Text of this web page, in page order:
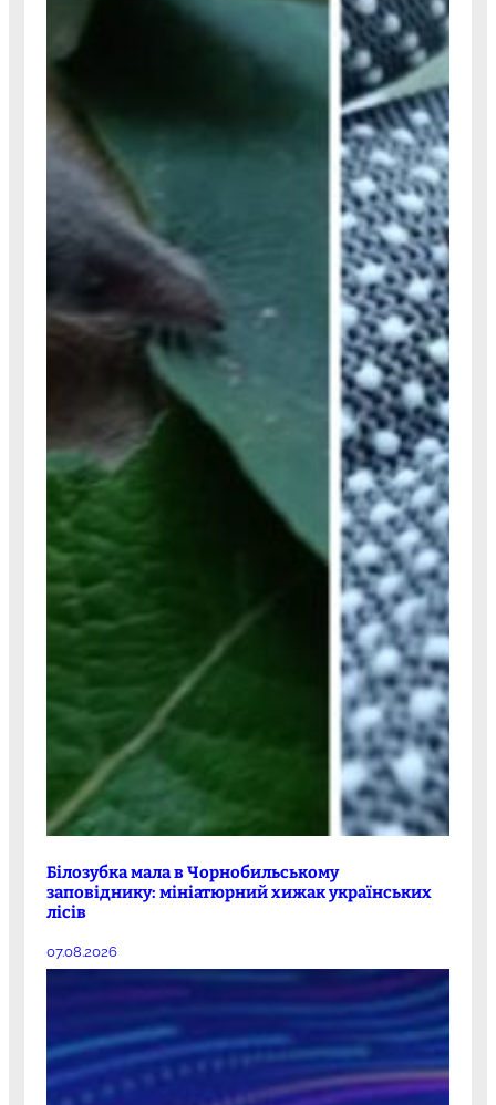
Білозубка мала в Чорнобильському
заповіднику: мініатюрний хижак українських
лісів
07.08.2026